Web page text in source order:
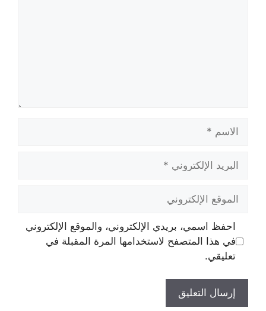
الاسم
البريد
الإلكتروني
الموقع
الإلكتروني
احفظ اسمي، بريدي الإلكتروني، والموقع الإلكتروني
في هذا المتصفح لاستخدامها المرة المقبلة في
تعليقي.